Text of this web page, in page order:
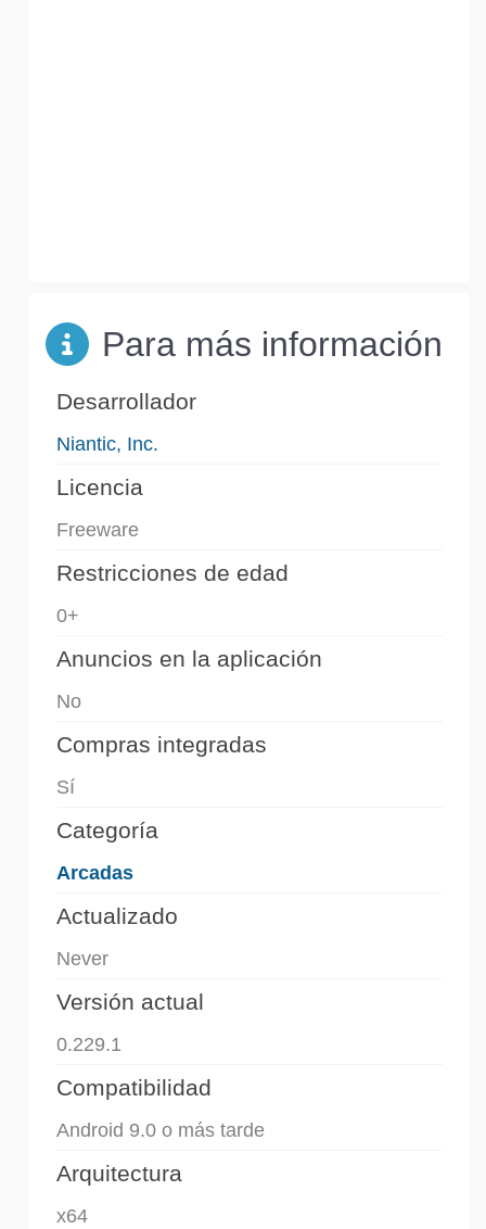
Para más información
Desarrollador
Niantic, Inc.
Licencia
Freeware
Restricciones de edad
0+
Anuncios en la aplicación
No
Compras integradas
Sí
Categoría
Arcadas
Actualizado
Never
Versión actual
0.229.1
Compatibilidad
Android 9.0 o más tarde
Arquitectura
x64